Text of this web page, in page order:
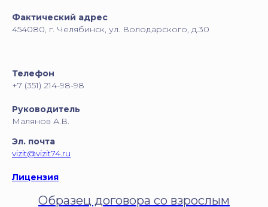
Фактический адрес
454080, г. Челябинск, ул. Володарского, д.30
Телефон
+7 (351) 214-98-98
Руководитель
Малянов А.В.
Эл. почта
vizit@vizit74.ru
Лицензия
Образец договора со взрослым